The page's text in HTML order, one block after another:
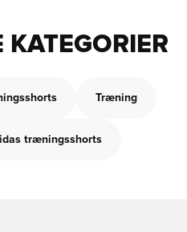
KATEGORIER
Træning
træningsshorts